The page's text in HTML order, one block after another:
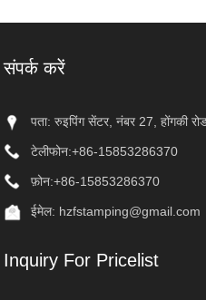
संपर्क करें
पता: रुइपिंग सेंटर, नंबर 27, होंगकी
टेलीफोन:+86-15853286370
फ़ोन:+86-15853286370
ईमेल: hzfstamping@gmail.com
Inquiry For Pricelist